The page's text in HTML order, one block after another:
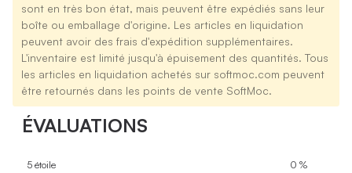
sont en très bon état, mais peuvent être expédiés sans leur
boîte ou emballage d'origine. Les articles en liquidation
peuvent avoir des frais d'expédition supplémentaires.
L'inventaire est limité jusqu'à épuisement des quantités. Tous
les articles en liquidation achetés sur softmoc.com peuvent
être retournés dans les points de vente SoftMoc.
ÉVALUATIONS
5 étoile
0 %